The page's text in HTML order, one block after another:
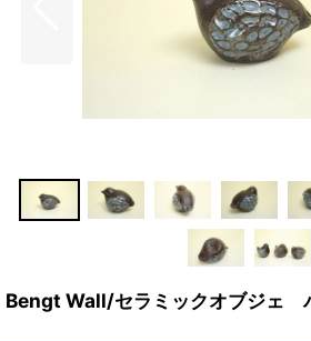
Bengt Wall/セラミックオブジェ